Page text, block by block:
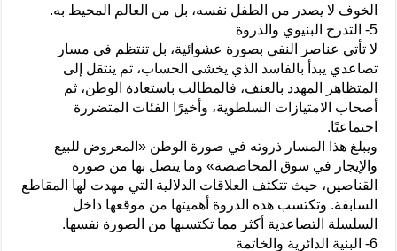
الخوف لا يصدر من الطفل نفسه، بل من العالم المحيط به.
5- التدرج البنيوي والذروة
لا تأتي عناصر النفي بصورة عشوائية، بل تنتظم في مسار
تصاعدي يبدأ بالفاسد الذي يخشى الحساب، ثم ينتقل إلى
المتظاهر المهدد بالعنف، فالمطالب باستعادة الوطن، ثم
أصحاب الامتيازات السلطوية، وأخيرًا الفئات المتضررة
اجتماعيًا.
ويبلغ هذا المسار ذروته في صورة الوطن «المعروض للبيع
والإيجار في سوق المحاصصة» وما يتصل بها من صورة
القناصين، حيث تتكثف العلاقات الدلالية التي مهدت لها المقاطع
السابقة. وتكتسب هذه الذروة أهميتها من موقعها داخل
السلسلة التصاعدية أكثر مما تكتسبها من الصورة نفسها.
6- البنية الدائرية والخاتمة